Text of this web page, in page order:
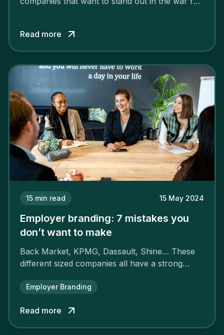
attract the best profiles.
Read more
15 min read 15 May 2024
Employer branding: 7 mistakes you
don’t want to make
Back Market, KPMG, Dassault, Shine… These
different sized companies all have a strong
attractiveness and loyalty and makes their
Employer Branding
Read more